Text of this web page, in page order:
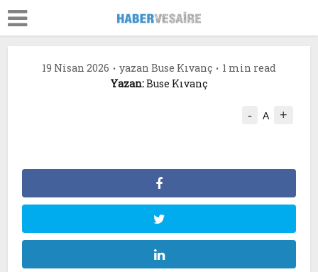
19 Nisan 2026 yazan Buse Kıvanç
1 min read
Yazan:Buse Kıvanç
- A +